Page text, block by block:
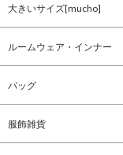
大きいサイズ[mucho]
ルームウェア・インナー
バッグ
服飾雑貨